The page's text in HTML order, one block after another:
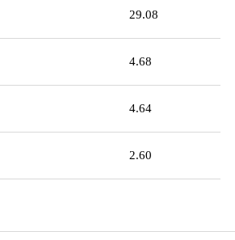
29.08
4.68
4.64
2.60